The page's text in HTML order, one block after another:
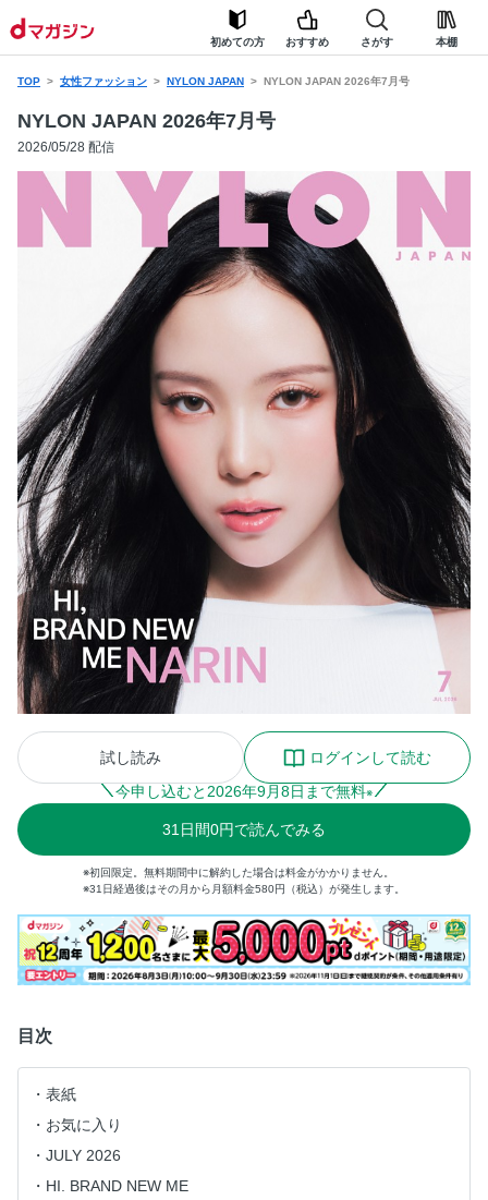
初めての方 おすすめ さがす 本棚
TOP 女性ファッション NYLON JAPAN NYLON JAPAN 2026年7月号
NYLON JAPAN 2026年7月号
2026/05/28 配信
試し読み
ログインして読む
今申し込むと2026年9月8日まで無料※
31日間0円で読んでみる
※初回限定。無料期間中に解約した場合は料金がかかりません。
※31日経過後はその月から月額料金580円（税込）が発生します。
目次
表紙
お気に入り
JULY 2026
HI, BRAND NEW ME